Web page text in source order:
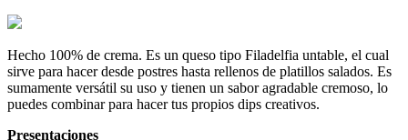
Hecho 100% de crema. Es un queso tipo Filadelfia untable, el cual
sirve para hacer desde postres hasta rellenos de platillos salados. Es
sumamente versátil su uso y tienen un sabor agradable cremoso, lo
puedes combinar para hacer tus propios dips creativos.
Presentaciones